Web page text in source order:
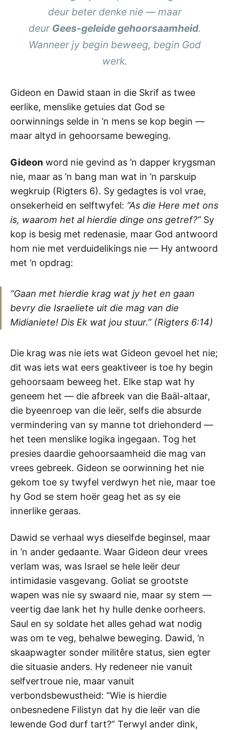
deur beter denke nie — maar
deur Gees-geleide gehoorsaamheid.
Wanneer jy begin beweeg, begin God
werk.
Gideon en Dawid staan in die Skrif as twee
eerlike, menslike getuies dat God se
oorwinnings selde in ’n mens se kop begin —
maar altyd in gehoorsame beweging.
Gideon word nie gevind as ’n dapper krygsman
nie, maar as ’n bang man wat in ’n parskuip
wegkruip (Rigters 6). Sy gedagtes is vol vrae,
onsekerheid en selftwyfel: “As die Here met ons
is, waarom het al hierdie dinge ons getref?”Sy
kop is besig met redenasie, maar God antwoord
hom nie met verduidelikings nie — Hy antwoord
met ’n opdrag:
“Gaan met hierdie krag wat jy het en gaan
bevry die Israeliete uit die mag van die
Midianiete! Dis Ek wat jou stuur.” (Rigters 6:14)
Die krag was nie iets wat Gideon gevoel het nie;
dit was iets wat eers geaktiveer is toe hy begin
gehoorsaam beweeg het. Elke stap wat hy
geneem het — die afbreek van die Baäl-altaar,
die byeenroep van die leër, selfs die absurde
vermindering van sy manne tot driehonderd —
het teen menslike logika ingegaan. Tog het
presies daardie gehoorsaamheid die mag van
vrees gebreek. Gideon se oorwinning het nie
gekom toe sy twyfel verdwyn het nie, maar toe
hy God se stem hoër geag het as sy eie
innerlike geraas.
Dawid se verhaal wys dieselfde beginsel, maar
in ’n ander gedaante. Waar Gideon deur vrees
verlam was, was Israel se hele leër deur
intimidasie vasgevang. Goliat se grootste
wapen was nie sy swaard nie, maar sy stem —
veertig dae lank het hy hulle denke oorheers.
Saul en sy soldate het alles gehad wat nodig
was om te veg, behalwe beweging. Dawid, ’n
skaapwagter sonder militêre status, sien egter
die situasie anders. Hy redeneer nie vanuit
selfvertroue nie, maar vanuit
verbondsbewustheid: “Wie is hierdie
onbesnedene Filistyn dat hy die leër van die
lewende God durf tart?” Terwyl ander dink,